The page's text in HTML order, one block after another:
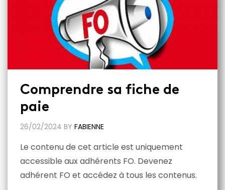
Comprendre sa fiche de
paie
26/02/2024 BY FABIENNE
Le contenu de cet article est uniquement
accessible aux adhérents FO. Devenez
adhérent FO et accédez à tous les contenus.